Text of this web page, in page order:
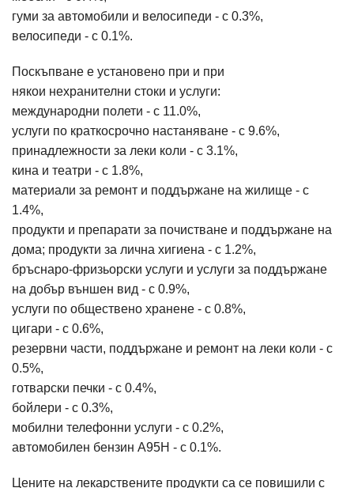
гуми за автомобили и велосипеди - с 0.3%,
велосипеди - с 0.1%.
Поскъпване е установено при и при
някои нехранителни стоки и услуги:
международни полети - с 11.0%,
услуги по краткосрочно настаняване - с 9.6%,
принадлежности за леки коли - с 3.1%,
кина и театри - с 1.8%,
материали за ремонт и поддържане на жилище - с
1.4%,
продукти и препарати за почистване и поддържане на
дома; продукти за лична хигиена - с 1.2%,
бръснаро-фризьорски услуги и услуги за поддържане
на добър външен вид - с 0.9%,
услуги по обществено хранене - с 0.8%,
цигари - с 0.6%,
резервни части, поддържане и ремонт на леки коли - с
0.5%,
готварски печки - с 0.4%,
бойлери - с 0.3%,
мобилни телефонни услуги - с 0.2%,
автомобилен бензин А95Н - с 0.1%.
Цените на лекарствените продукти са се повишили с